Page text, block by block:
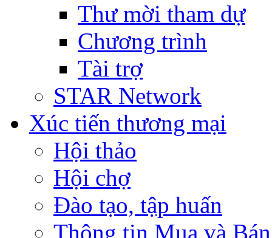
Thư mời tham dự
Chương trình
Tài trợ
STAR Network
Xúc tiến thương mại
Hội thảo
Hội chợ
Đào tạo, tập huấn
Thông tin Mua và Bán